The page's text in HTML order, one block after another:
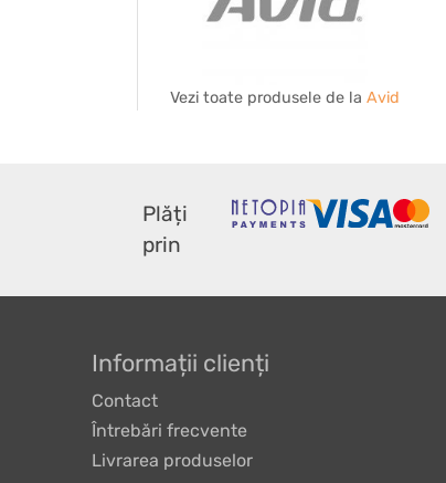
Vezi toate produsele de la Avid
Plăți
prin
Informații clienți
Contact
Întrebări frecvente
Livrarea produselor